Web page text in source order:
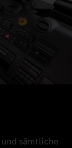
und sämtliche